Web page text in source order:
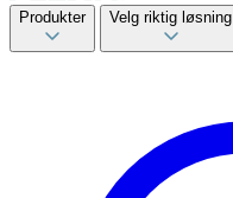
Produkter Velg riktig løsning